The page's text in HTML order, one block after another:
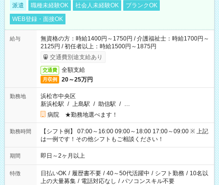
派遣 職種未経験OK 社会人未経験OK
ブランクOK
WEB登録・面接OK
給与
無資格の方：時給1400円～1750円 / 介護福祉士：時給1700円～
2125円 / 初任者以上：時給1500円～1875円
交通費別途支給あり
交通費 全額支給
月収例 20～25万円
勤務地
浜松市中央区
新浜松駅 / 上島駅 / 助信駅 / …
病院 ★勤務地選べます！
勤務時間
【シフト例】 07:00～16:00 09:00～18:00 17:00～09:00 ※ 上記
は一例です！その他シフトもご相談ください！
期間 即日～2ヶ月以上
特徴 日払いOK / 履歴書不要 / 40～50代活躍中 / シフト勤務 / 10名以
上の大量募集 / 電話対応なし / パソコンスキル不要